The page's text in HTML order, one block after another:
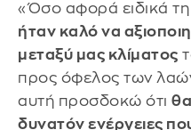
«Όσο αφορά ειδικά τη
ήταν καλό να
μεταξύ μας κλίματος
προς όφελος των
αυτή προσδοκώ ότι
δυνατόν ενέργειες